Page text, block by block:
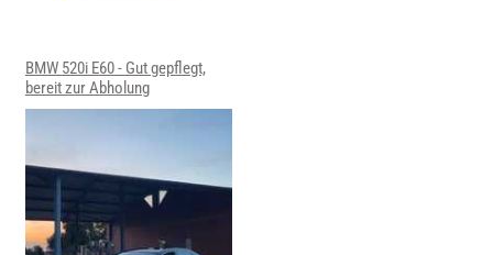
BMW 520i E60 - Gut gepflegt,
bereit zur Abholung